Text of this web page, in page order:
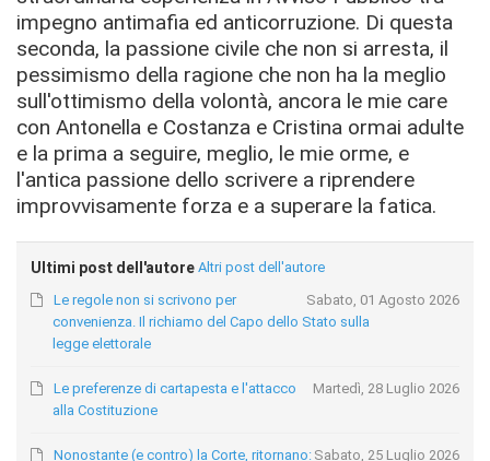
impegno antimafia ed anticorruzione. Di questa
seconda, la passione civile che non si arresta, il
pessimismo della ragione che non ha la meglio
sull'ottimismo della volontà, ancora le mie care
con Antonella e Costanza e Cristina ormai adulte
e la prima a seguire, meglio, le mie orme, e
l'antica passione dello scrivere a riprendere
improvvisamente forza e a superare la fatica.
Ultimi post dell'autore Altri post dell'autore
Sabato, 01 Agosto 2026
Le regole non si scrivono per
convenienza. Il richiamo del Capo dello Stato sulla
legge elettorale
Martedì, 28 Luglio 2026
Le preferenze di cartapesta e l'attacco
alla Costituzione
Sabato, 25 Luglio 2026
Nonostante (e contro) la Corte, ritornano: